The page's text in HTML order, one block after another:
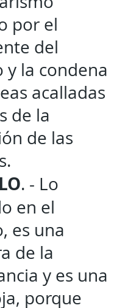
por el
del
y la condena
acalladas
de la
de las
. - Lo
en el
es una
de la
y es una
porque